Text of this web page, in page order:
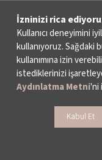
İKSV’DE
BASIN
ARŞİV
BİZE ULAŞIN
İzninizi rica
Kullanıcı deneyimini
kullanıyoruz. Sağdaki
kullanımına izin
istediklerinizi
Aydınlatma Metni'ni
Kabul Et